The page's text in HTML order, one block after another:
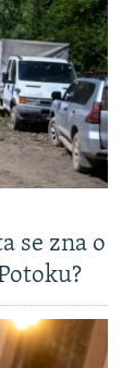
se zna o